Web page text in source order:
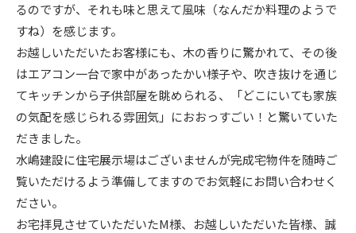
資料請求・お問い合わせ
るのですが、それも味と思えて風味（なんだか料理のようで
すね）を感じます。
お越しいただいたお客様にも、木の香りに驚かれて、その後
はエアコン一台で家中があったかい様子や、吹き抜けを通じ
てキッチンから子供部屋を眺められる、「どこにいても家族
の気配を感じられる雰囲気」におおっすごい！と驚いていた
だきました。
水嶋建設に住宅展示場はございませんが完成宅物件を随時ご
覧いただけるよう準備してますのでお気軽にお問い合わせく
ださい。
お宅拝見させていただいたM様、お越しいただいた皆様、誠